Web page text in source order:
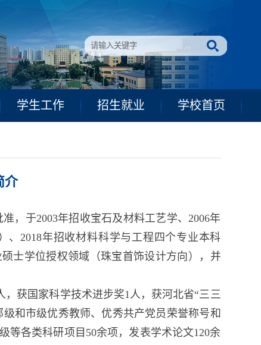
学生工作 招生就业 学校首页
介
，于2003年招收宝石及材料工艺学、2006年
、2018年招收材料科学与工程四个专业本科
士学位授权领域（珠宝首饰设计方向），并
获国家科学技术进步奖1人，获河北省“三三
和市级优秀教师、优秀共产党员荣誉称号和
等各类科研项目50余项，发表学术论文120余
权
，主持和完成国家级、省部级和厅局级等各类科研项目50余
省级一流本科专业建设点”、“省级在线开放课程”、“校级
学生创新创业项目、省级大学生科技创新培育计划项目、校